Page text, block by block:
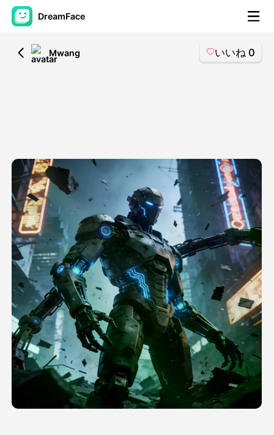
DreamFace
AIツール
その他のツール
すべてのツールを見る
テンプレート
アバター動画
▼
製品ニュース製品案内会社案内 ▼
人工知能の写真 ▼
その他のツール ▼
All
Mwang いいね 0